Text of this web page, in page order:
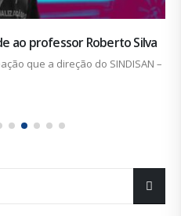
ao professor Roberto Silva
que a direção do SINDISAN –